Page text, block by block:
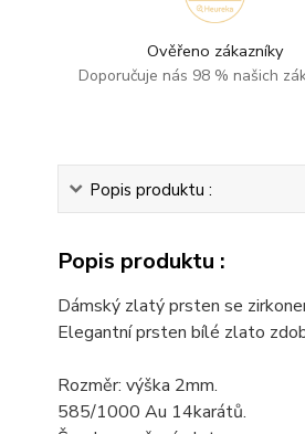
Ověřeno zákazníky
Doporučuje nás 98 % našich
Popis produktu :
Popis produktu :
Dámský zlatý prsten se
Elegantní prsten bílé zlato
Rozměr: výška 2mm.
585/1000 Au 14karátů.